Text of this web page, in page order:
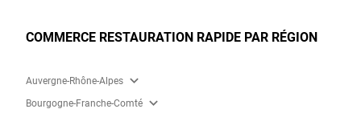
COMMERCE RESTAURATION RAPIDE PAR RÉGION
Auvergne-Rhône-Alpes expand_more
Bourgogne-Franche-Comté expand_more